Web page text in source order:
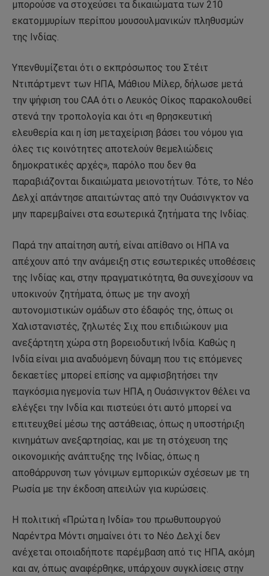
μπορούσε να στοχεύσει τα δικαιώματα των 210
εκατομμυρίων περίπου μουσουλμανικών πληθυσμών
της Ινδίας.
Υπενθυμίζεται ότι ο εκπρόσωπος του Στέιτ
Ντιπάρτμεντ των ΗΠΑ, Μάθιου Μίλερ, δήλωσε μετά
την ψήφιση του CAA ότι ο Λευκός Οίκος παρακολουθεί
στενά την τροπολογία και ότι «η θρησκευτική
ελευθερία και η ίση μεταχείριση βάσει του νόμου για
όλες τις κοινότητες αποτελούν θεμελιώδεις
δημοκρατικές αρχές», παρόλο που δεν θα
παραβιάζονται δικαιώματα μειονοτήτων. Τότε, το Νέο
Δελχί απάντησε απαιτώντας από την Ουάσινγκτον να
μην παρεμβαίνει στα εσωτερικά ζητήματα της Ινδίας.
Παρά την απαίτηση αυτή, είναι απίθανο οι ΗΠΑ να
απέχουν από την ανάμειξη στις εσωτερικές υποθέσεις
της Ινδίας και, στην πραγματικότητα, θα συνεχίσουν να
υποκινούν ζητήματα, όπως με την ανοχή
αυτονομιστικών ομάδων στο έδαφός της, όπως οι
Χαλιστανιστές, ζηλωτές Σιχ που επιδιώκουν μια
ανεξάρτητη χώρα στη βορειοδυτική Ινδία. Καθώς η
Ινδία είναι μια αναδυόμενη δύναμη που τις επόμενες
δεκαετίες μπορεί επίσης να αμφισβητήσει την
παγκόσμια ηγεμονία των ΗΠΑ, η Ουάσινγκτον θέλει να
ελέγξει την Ινδία και πιστεύει ότι αυτό μπορεί να
επιτευχθεί μέσω της αστάθειας, όπως η υποστήριξη
κινημάτων ανεξαρτησίας, και με τη στόχευση της
οικονομικής ανάπτυξης της Ινδίας, όπως η
αποθάρρυνση των γόνιμων εμπορικών σχέσεων με τη
Ρωσία με την έκδοση απειλών για κυρώσεις.
Η πολιτική «Πρώτα η Ινδία» του πρωθυπουργού
Ναρέντρα Μόντι σημαίνει ότι το Νέο Δελχί δεν
ανέχεται οποιαδήποτε παρέμβαση από τις ΗΠΑ, ακόμη
και αν, όπως αναφέρθηκε, υπάρχουν συγκλίσεις στην